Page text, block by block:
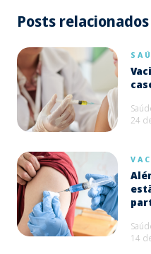
Posts relacionados
24
14